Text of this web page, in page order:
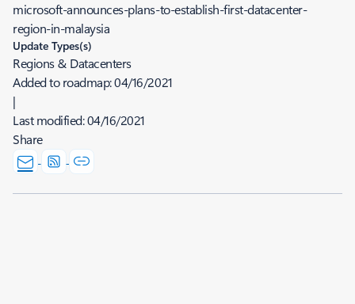
microsoft-announces-plans-to-establish-first-datacenter-
region-in-malaysia
Update Types(s)
Regions & Datacenters
Added to roadmap:04/16/2021
|
Last modified:04/16/2021
Share